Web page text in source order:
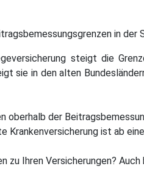
in der
steigt die
sie in den alten
oberhalb der
Krankenversicherung ist ab
zu Ihren Versicherungen?